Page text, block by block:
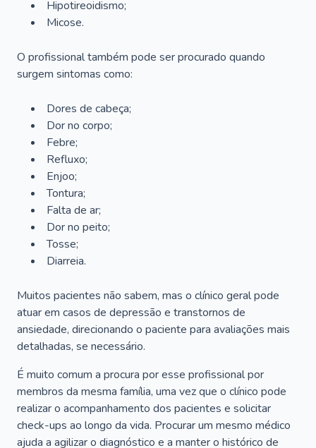
Hipotireoidismo;
Micose.
O profissional também pode ser procurado quando
surgem sintomas como:
Dores de cabeça;
Dor no corpo;
Febre;
Refluxo;
Enjoo;
Tontura;
Falta de ar;
Dor no peito;
Tosse;
Diarreia.
Muitos pacientes não sabem, mas o clínico geral pode
atuar em casos de depressão e transtornos de
ansiedade, direcionando o paciente para avaliações mais
detalhadas, se necessário.
É muito comum a procura por esse profissional por
membros da mesma família, uma vez que o clínico pode
realizar o acompanhamento dos pacientes e solicitar
check-ups ao longo da vida. Procurar um mesmo médico
ajuda a agilizar o diagnóstico e a manter o histórico de